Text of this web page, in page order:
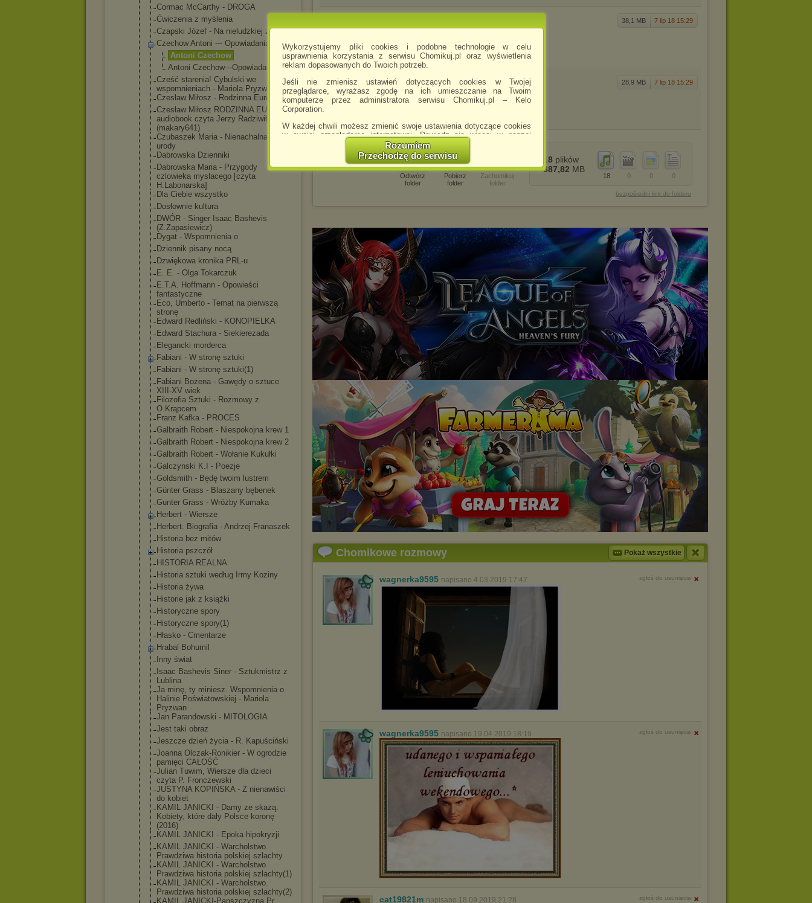
Wykorzystujemy pliki cookies i podobne technologie w celu
usprawnienia korzystania z serwisu Chomikuj.pl oraz wyświetlenia
reklam dopasowanych do Twoich potrzeb.
Jeśli nie zmienisz ustawień dotyczących cookies w Twojej
przeglądarce, wyrażasz zgodę na ich umieszczanie na Twoim
komputerze przez administratora serwisu Chomikuj.pl – Kelo
Corporation.
W każdej chwili możesz zmienić swoje ustawienia dotyczące cookies
w swojej przeglądarce internetowej. Dowiedz się więcej w naszej
http://chomikuj.pl/PolitykaPrywatnosci.aspx
Jednocześnie informujemy że zmiana ustawień przeglądarki może
spowodować ograniczenie korzystania ze strony Chomikuj.pl.
W przypadku braku twojej zgody na akceptację cookies niestety
marketingowych).
Wyrażenie sprzeciwu spowoduje, że wyświetlana Ci reklama nie
będzie dopasowana do Twoich preferencji, a będzie to reklama
wyświetlona przypadkowo.
Istnieje możliwość zmiany ustawień przeglądarki internetowej w
sposób uniemożliwiający przechowywanie plików cookies na
urządzeniu końcowym. Można również usunąć pliki cookies,
dokonując odpowiednich zmian w ustawieniach przeglądarki
internetowej.
Pełną informację na ten temat znajdziesz pod adresem
http://chomikuj.pl/PolitykaPrywatnosci.aspx.
Rozumiem
Przechodzę do serwisu
Cormac McCarthy - DROGA
Ćwiczenia z myślenia
Czapski Józef - Na nieludzkiej ziemi
Czechow Antoni --- Opowiadania
Antoni Czechow
Antoni Czechow---Opowiadania 2
Cześć starenia! Cybulski we
wspomnieniach - Mariola Pryzwan
Czesław Miłosz - Rodzinna Europa
Czesław Miłosz RODZINNA EUROPA
audiobook czyta Jerzy Radziwiłowi
(makary641)
Czubaszek Maria - Nienachalna z
urody
Dabrowska Dzienniki
Dabrowska Maria - Przygody
czlowieka myslacego [czyta
H.Labonarska]
Dla Ciebie wszystko
Dosłownie kultura
DWÓR - Singer Isaac Bashevis
(Z.Zapasiewicz)
Dygat - Wspomnienia o
Dziennik pisany nocą
Dzwiękowa kronika PRL-u
E. E. - Olga Tokarczuk
E.T.A. Hoffmann - Opowieści
fantastyczne
Eco, Umberto - Temat na pierwszą
stronę
Edward Redliński - KONOPIELKA
Edward Stachura - Siekierezada
Elegancki morderca
Fabiani - W stronę sztuki
Fabiani - W stronę sztuki(1)
Fabiani Bożena - Gawędy o sztuce
XIII-XV wiek
Filozofia Sztuki - Rozmowy z
O.Krąpcem
Franz Kafka - PROCES
Galbraith Robert - Niespokojna krew 1
Galbraith Robert - Niespokojna krew 2
Galbraith Robert - Wołanie Kukułki
Galczynski K.I - Poezje
Goldsmith - Będę twoim lustrem
Günter Grass - Blaszany bębenek
Gunter Grass - Wróżby Kumaka
Herbert - Wiersze
Herbert. Biografia - Andrzej Franaszek
Historia bez mitów
Historia pszczół
HISTORIA REALNA
Historia sztuki według Irmy Koziny
Historia żywa
Historie jak z książki
Historyczne spory
Historyczne spory(1)
Hłasko - Cmentarze
Hrabal Bohumil
Inny świat
Isaac Bashevis Siner - Sztukmistrz z
Lublina
Ja minę, ty miniesz. Wspomnienia o
Halinie Poświatowskiej - Mariola
Pryzwan
Jan Parandowski - MITOLOGIA
Jest taki obraz
Jeszcze dzień życia - R. Kapuściński
Joanna Olczak-Roni kier - W ogrodzie
pamięci CAŁOŚĆ
Julian Tuwim, Wiersze dla dzieci
czyta P. Fronczewski
JUSTYNA KOPIŃSKA - Z nienawiści
do kobiet
KAMIL JANICKI - Damy ze skazą.
Kobiety, które dały Polsce koronę
(2016)
KAMIL JANICKI - Epoka hipokryzji
KAMIL JANICKI - Warcholstwo.
Prawdziwa historia polskiej szlachty
KAMIL JANICKI - Warcholstwo.
Prawdziwa historia polskiej szlachty(1)
KAMIL JANICKI - Warcholstwo.
Prawdziwa historia polskiej szlachty(2)
KAMIL JANICKI-Panszczyzna.Pr
38,1 MB 7 lip 18 15:29
z chomika gotryt
28,9 MB 7 lip 18 15:29
Czechow Antoni - Oświadczyny.mp3
z chomikagotryt
Odtwórz
folder
Pobierz
folder
Zachomikuj
folder
0
0
0
18
18 plików
387,82 MB
bezpośredni link do folderu
Chomikowe rozmowy Pokaż wszystkie
wagnerka9595 napisano 4.03.2019 17:47 zgłoś do usunięcia
wagnerka9595 napisano 19.04.2019 18:19 zgłoś do usunięcia
cat19821m napisano 18.09.2019 21:28 zgłoś do usunięcia